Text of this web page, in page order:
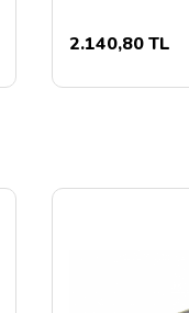
2.140,80 TL